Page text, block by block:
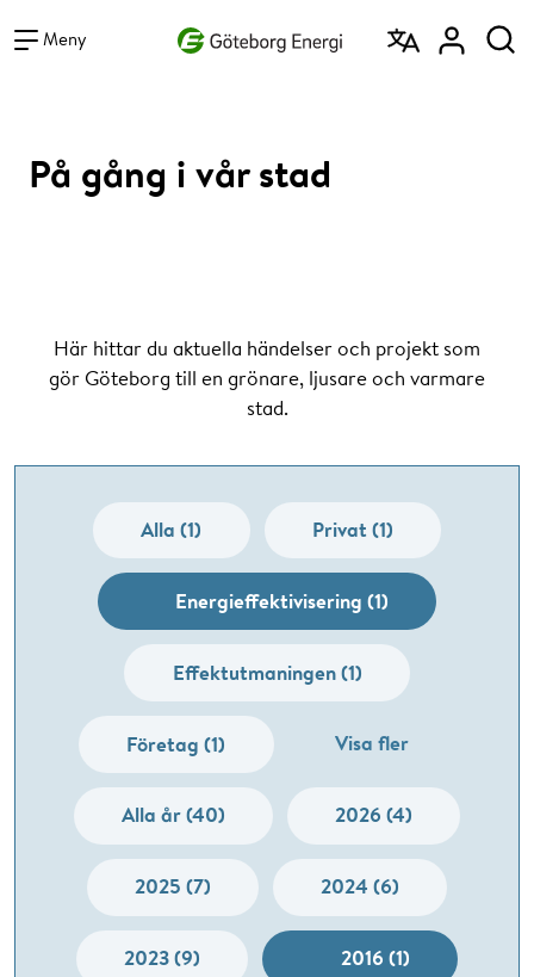
Meny
På gång i vår stad
Här hittar du aktuella händelser och projekt som
gör Göteborg till en grönare, ljusare och varmare
stad.
Alla (1) Privat (1)
Energieffektivisering (1)
Effektutmaningen (1)
Företag (1) Visa fler
Alla år (40) 2026 (4)
2025 (7) 2024 (6)
2023 (9) 2016 (1)